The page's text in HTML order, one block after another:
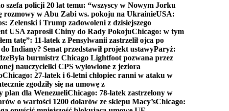
szefa policji 20 lat temu: “wszyscy w Nowym Jorku
rozmowy w Abu Zabi ws. pokoju na UkrainieUSA:
Zełenski i Trump zadowoleni z dzisiejszego
USA zaprosił Chiny do Rady PokojuChicago: w tym
tatę”: 11-latek z Pensylwanii zastrzelił ojca po
Indiany? Senat przedstawił projekt ustawyParyż:
Była burmistrz Chicago Lightfoot pozwana przez
nauczycielki CPS wyłowione z jeziora
Chicago: 27-latek i 6-letni chłopiec ranni w ataku w
zgodziły się na umowę z
plan dla WenezueliChicago: 78-latek zastrzelony w
o wartości 1200 dolarów ze sklepu Macy’sChicago: